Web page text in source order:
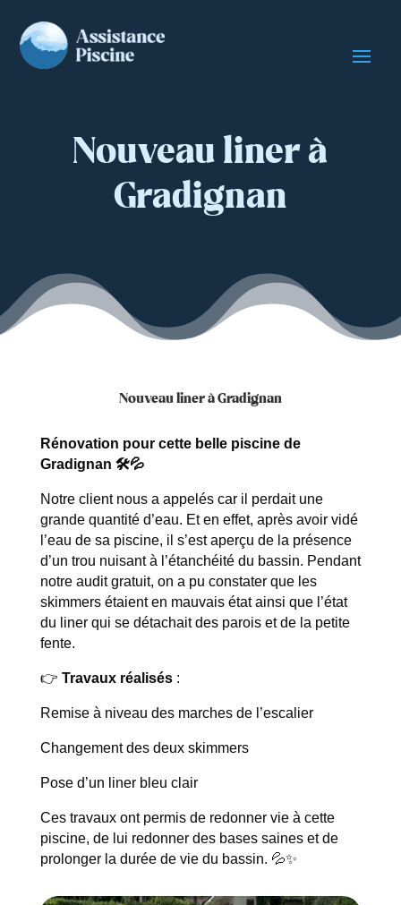
Nouveau liner à
Gradignan
Nouveau liner à Gradignan
Rénovation pour cette belle piscine de
Gradignan 🛠💦
Notre client nous a appelés car il perdait une
grande quantité d’eau. Et en effet, après avoir vidé
l’eau de sa piscine, il s’est aperçu de la présence
d’un trou nuisant à l’étanchéité du bassin. Pendant
notre audit gratuit, on a pu constater que les
skimmers étaient en mauvais état ainsi que l’état
du liner qui se détachait des parois et de la petite
fente.
👉 Travaux réalisés:
Remise à niveau des marches de l’escalier
Changement des deux skimmers
Pose d’un liner bleu clair
Ces travaux ont permis de redonner vie à cette
piscine, de lui redonner des bases saines et de
prolonger la durée de vie du bassin. 💦✨